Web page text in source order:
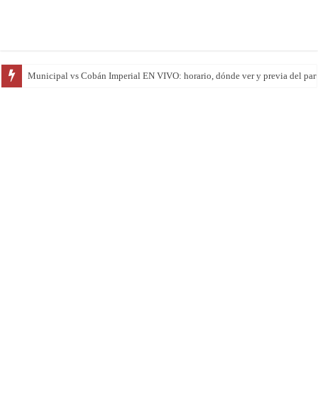
San Pedro vs Suchitepéquez EN VIVO: horario, dónde ver y previa del